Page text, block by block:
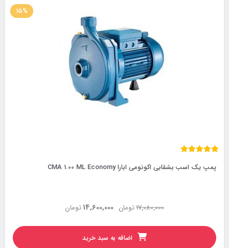
15%
پمپ یک اسب بشقابی اکونومی ابارا CMA 1.00 ML Economy
تومان17,080,000 تومان14,600,000
اضافه به سبد خرید